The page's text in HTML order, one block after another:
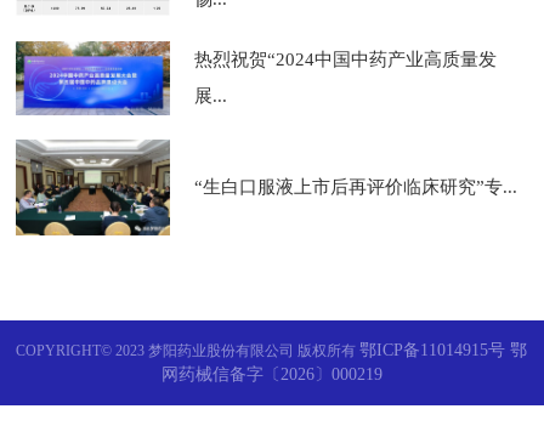
热烈祝贺“2024中国中药产业高质量发
展...
“生白口服液上市后再评价临床研究”专...
COPYRIGHT© 2023 梦阳药业股份有限公司 版权所有鄂ICP备11014915号 鄂
网药械信备字〔2026〕000219